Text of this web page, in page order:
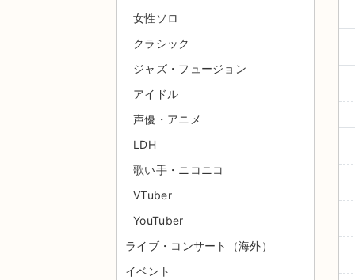
女性ソロ
クラシック
ジャズ・フュージョン
アイドル
声優・アニメ
LDH
歌い手・ニコニコ
VTuber
YouTuber
ライブ・コンサート（海外）
イベント